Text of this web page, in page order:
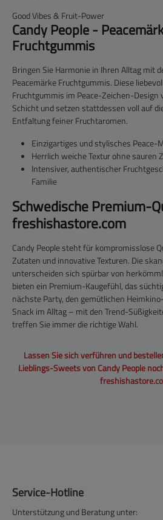
Good Vibes & Fruit-Power
Candy People -
Fruchtgummis
Bringen Sie Harmonie in Ihren Alltag mit
Peacemärke Fruchtgummis. Diese
Fruchtgummis im Peace-Zeichen-Design
Schicht und setzen stattdessen voll auf
Entfaltung feiner Fruchtaromen.
Einzigartiges und stylisches Peace-
Herrlich weiche Textur ohne sauren
Intensiver, authentischer
Familie
Schwedische Premium-
freshishastore.com
Candy People steht für kompromisslose
Zutaten und innovative Texturen. Die
unterscheiden sich spürbar von
bieten ein Premium-Kaugefühl, das
nächste Party, den gemütlichen
Snack im Alltag – mit den Trend-
treffen Sie immer die richtige Wahl.
Lassen Sie sich verführen und
Lieblings-Sweets von Candy People
Service-Hotline
Unterstützung und Beratung unter: